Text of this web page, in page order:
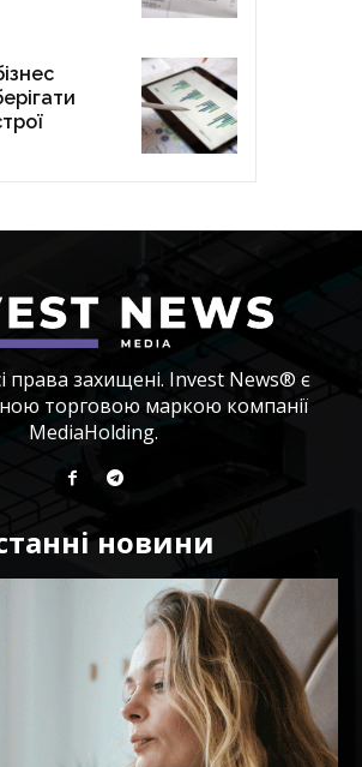
права захищені. Invest News® є
торговою маркою компанії
MediaHolding.
новини